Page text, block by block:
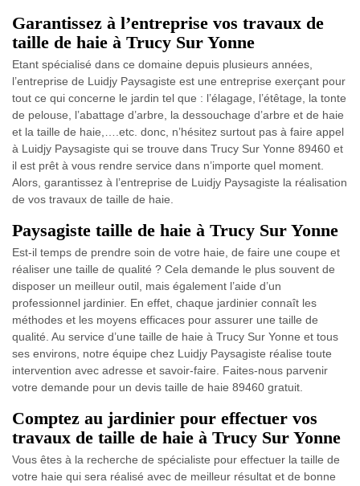
Garantissez à l’entreprise vos travaux de
taille de haie à Trucy Sur Yonne
Etant spécialisé dans ce domaine depuis plusieurs années,
l’entreprise de Luidjy Paysagiste est une entreprise exerçant pour
tout ce qui concerne le jardin tel que : l’élagage, l’étêtage, la tonte
de pelouse, l’abattage d’arbre, la dessouchage d’arbre et de haie
et la taille de haie,….etc. donc, n’hésitez surtout pas à faire appel
à Luidjy Paysagiste qui se trouve dans Trucy Sur Yonne 89460 et
il est prêt à vous rendre service dans n’importe quel moment.
Alors, garantissez à l’entreprise de Luidjy Paysagiste la réalisation
de vos travaux de taille de haie.
Paysagiste taille de haie à Trucy Sur Yonne
Est-il temps de prendre soin de votre haie, de faire une coupe et
réaliser une taille de qualité ? Cela demande le plus souvent de
disposer un meilleur outil, mais également l’aide d’un
professionnel jardinier. En effet, chaque jardinier connaît les
méthodes et les moyens efficaces pour assurer une taille de
qualité. Au service d’une taille de haie à Trucy Sur Yonne et tous
ses environs, notre équipe chez Luidjy Paysagiste réalise toute
intervention avec adresse et savoir-faire. Faites-nous parvenir
votre demande pour un devis taille de haie 89460 gratuit.
Comptez au jardinier pour effectuer vos
travaux de taille de haie à Trucy Sur Yonne
Vous êtes à la recherche de spécialiste pour effectuer la taille de
votre haie qui sera réalisé avec de meilleur résultat et de bonne